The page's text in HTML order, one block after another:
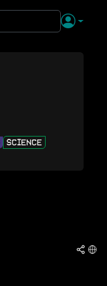
SCIENCE